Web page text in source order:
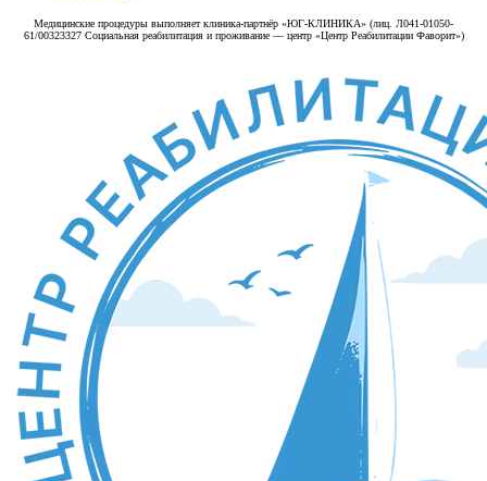
Медицинские процедуры выполняет клиника‑партнёр «ЮГ-КЛИНИКА» (лиц. Л041-01050-
61/00323327 Социальная реабилитация и проживание — центр «Центр Реабилитации Фаворит»)